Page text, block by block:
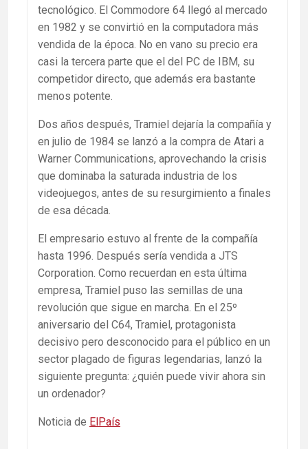
tecnológico. El Commodore 64 llegó al mercado
en 1982 y se convirtió en la computadora más
vendida de la época. No en vano su precio era
casi la tercera parte que el del PC de IBM, su
competidor directo, que además era bastante
menos potente.
Dos años después, Tramiel dejaría la compañía y
en julio de 1984 se lanzó a la compra de Atari a
Warner Communications, aprovechando la crisis
que dominaba la saturada industria de los
videojuegos, antes de su resurgimiento a finales
de esa década.
El empresario estuvo al frente de la compañía
hasta 1996. Después sería vendida a JTS
Corporation. Como recuerdan en esta última
empresa, Tramiel puso las semillas de una
revolución que sigue en marcha. En el 25º
aniversario del C64, Tramiel, protagonista
decisivo pero desconocido para el público en un
sector plagado de figuras legendarias, lanzó la
siguiente pregunta: ¿quién puede vivir ahora sin
un ordenador?
Noticia de ElPaís